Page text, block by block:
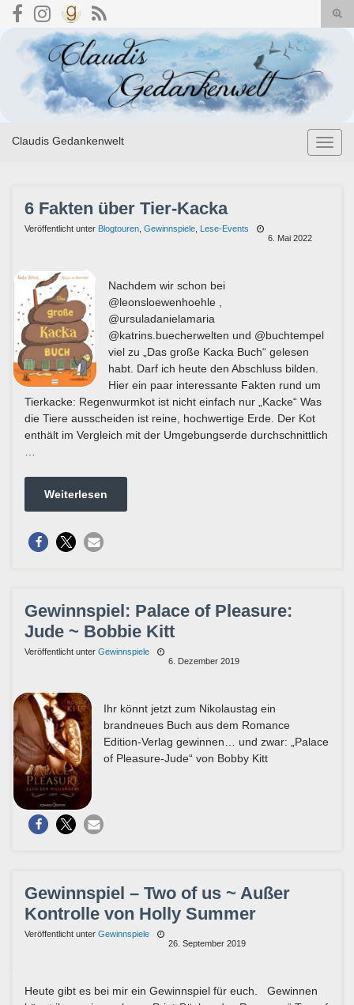
Search for:
Claudis Gedankenwelt
6 Fakten über Tier-Kacka
Veröffentlicht unter Blogtouren Gewinnspiele Lese-Events
6. Mai 2022
Nachdem wir schon bei
@leonsloewenhoehle ,
@ursuladanielamaria
@katrins.buecherwelten und @buchtempel
viel zu „Das große Kacka Buch“ gelesen
habt. Darf ich heute den Abschluss bilden.
Hier ein paar interessante Fakten rund um
Tierkacke: Regenwurmkot ist nicht einfach nur „Kacke“ Was
die Tiere ausscheiden ist reine, hochwertige Erde. Der Kot
enthält im Vergleich mit der Umgebungserde durchschnittlich
Weiterlesen
Gewinnspiel: Palace of Pleasure:
Jude ~ Bobbie Kitt
Veröffentlicht unter Gewinnspiele
6. Dezember 2019
Ihr könnt jetzt zum Nikolaustag ein
brandneues Buch aus dem Romance
Edition-Verlag gewinnen… und zwar: „Palace
of Pleasure-Jude“ von Bobby Kitt
Gewinnspiel – Two of us ~ Außer
Kontrolle von Holly Summer
Veröffentlicht unter Gewinnspiele
26. September 2019
Heute gibt es bei mir ein Gewinnspiel für euch. Gewinnen